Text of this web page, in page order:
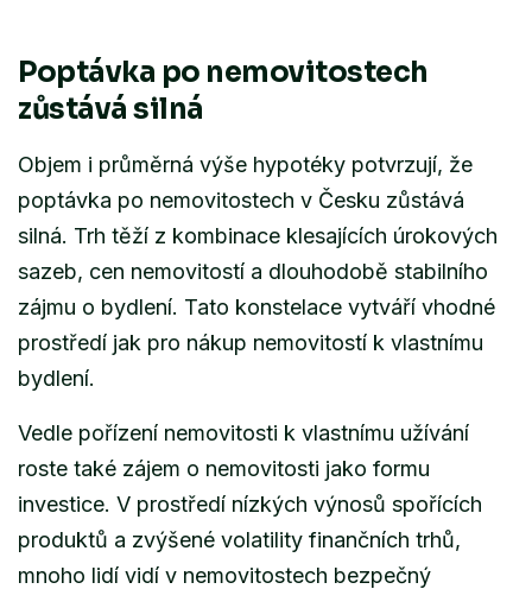
Poptávka po nemovitostech
zůstává silná
Objem i průměrná výše hypotéky potvrzují, že
poptávka po nemovitostech v Česku zůstává
silná. Trh těží z kombinace klesajících úrokových
sazeb, cen nemovitostí a dlouhodobě stabilního
zájmu o bydlení. Tato konstelace vytváří vhodné
prostředí jak pro nákup nemovitostí k vlastnímu
bydlení.
Vedle pořízení nemovitosti k vlastnímu užívání
roste také zájem o nemovitosti jako formu
investice. V prostředí nízkých výnosů spořících
produktů a zvýšené volatility finančních trhů,
mnoho lidí vidí v nemovitostech bezpečný